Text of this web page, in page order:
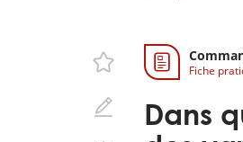
Fiche
Dans